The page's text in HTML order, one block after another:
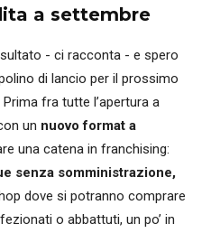
a settembre
- ci racconta - e spero
di lancio per il prossimo
fra tutte l’apertura a
un nuovo format a
una catena in franchising:
senza somministrazione,
dove si potranno comprare
o abbattuti, un po’ in